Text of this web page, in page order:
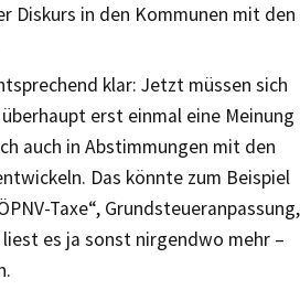
Diskurs in den Kommunen mit den
klar: Jetzt müssen sich
erst einmal eine Meinung
auch in Abstimmungen mit den
Das könnte zum Beispiel
Taxe“, Grundsteueranpassung,
es ja sonst nirgendwo mehr –